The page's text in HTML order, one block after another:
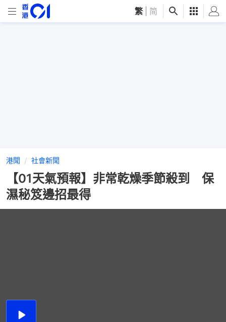
繁 简
港聞 社會新聞
【01天氣預報】非常乾燥季節殺到 保
濕秘笈邊招最得
播